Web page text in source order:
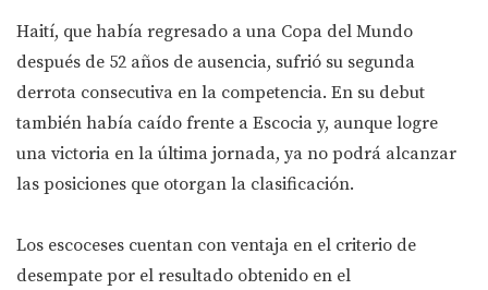
Haití, que había regresado a una Copa del Mundo
después de 52 años de ausencia, sufrió su segunda
derrota consecutiva en la competencia. En su debut
también había caído frente a Escocia y, aunque logre
una victoria en la última jornada, ya no podrá alcanzar
las posiciones que otorgan la clasificación.
Los escoceses cuentan con ventaja en el criterio de
desempate por el resultado obtenido en el